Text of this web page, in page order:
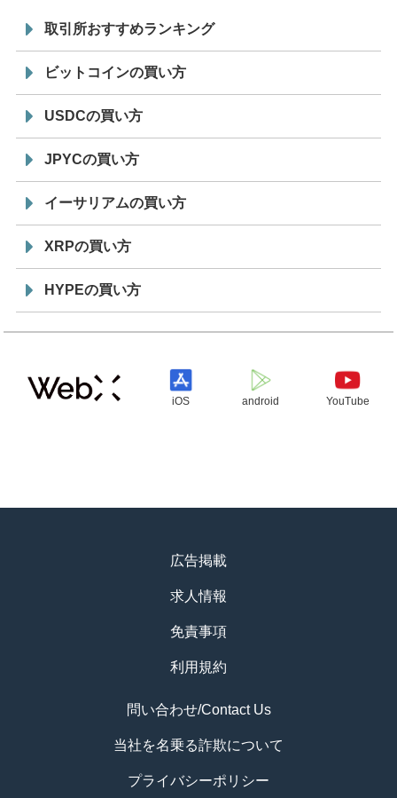
取引所おすすめランキング
ビットコインの買い方
USDCの買い方
JPYCの買い方
イーサリアムの買い方
XRPの買い方
HYPEの買い方
iOS android YouTube
広告掲載
求人情報
免責事項
利用規約
問い合わせ/Contact Us
当社を名乗る詐欺について
プライバシーポリシー